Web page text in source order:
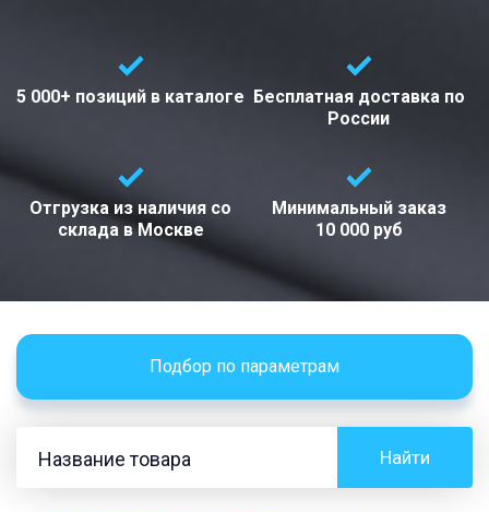
5 000+ позиций в каталоге Бесплатная доставка по
России
Отгрузка из наличия со
склада вМоскве
Минимальный заказ
10 000 руб
Подбор по параметрам
Найти